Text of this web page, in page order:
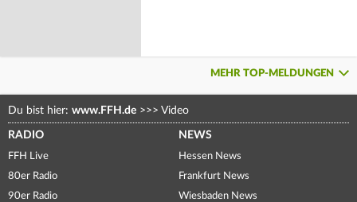
MEHR TOP-MELDUNGEN
Du bist hier: www.FFH.de >>> Video
RADIO
FFH Live
80er Radio
90er Radio
NEWS
Hessen News
Frankfurt News
Wiesbaden News